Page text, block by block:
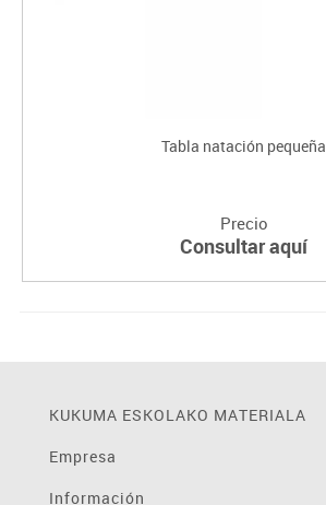
Tabla natación pequeña
Precio
Consultar aquí
KUKUMA ESKOLAKO MATERIALA
Empresa
Información